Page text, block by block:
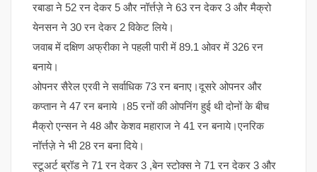
रबाडा ने 52 रन देकर 5 और नॉर्त्तज़े ने 63 रन देकर 3 और मैक्रो
येनसन ने 30 रन देकर 2 विकेट लिये।
जवाब में दक्षिण अफ्रीका ने पहली पारी में 89.1 ओवर में 326 रन
बनाये।
ओपनर सैरेल एरवी ने सर्वाधिक 73 रन बनाए।दूसरे ओपनर और
कप्तान ने 47 रन बनाये ।85 रनों की ओपनिंग हुई थी दोनों के बीच
मैक्रो एन्सन ने 48 और केशव महाराज ने 41 रन बनाये।एनरिक
नॉर्त्तज़े ने भी 28 रन बना दिये।
स्टूअर्ट ब्रॉड ने 71 रन देकर 3 ,बेन स्टोक्स ने 71 रन देकर 3 और